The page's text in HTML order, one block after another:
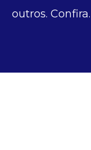
outros. Confira.